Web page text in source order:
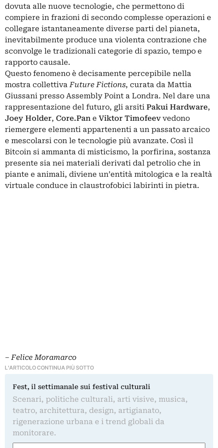
dovuta alle nuove tecnologie, che permettono di
compiere in frazioni di secondo complesse operazioni e
collegare istantaneamente diverse parti del pianeta,
inevitabilmente produce una violenta contrazione che
sconvolge le tradizionali categorie di spazio, tempo e
rapporto causale.
Questo fenomeno è decisamente percepibile nella
mostra collettivaFuture Fictions, curata da Mattia
Giussani presso Assembly Point a Londra. Nel dare una
rappresentazione del futuro, gli arsiti Pakui Hardware,
Joey Holder, Core.Pan e Viktor Timofeevvedono
riemergere elementi appartenenti a un passato arcaico
e mescolarsi con le tecnologie più avanzate. Così il
Bitcoin si ammanta di misticismo, la porfirina, sostanza
presente sia nei materiali derivati dal petrolio che in
piante e animali, diviene un’entità mitologica e la realtà
virtuale conduce in claustrofobici labirinti in pietra.
‒Felice Moramarco
L'ARTICOLO CONTINUA PIÙ SOTTO
Fest, il settimanale sui festival culturali
Scenari, politiche culturali, arti visive, musica,
teatro, architettura, design, artigianato,
rigenerazione urbana e i trend globali da
monitorare.